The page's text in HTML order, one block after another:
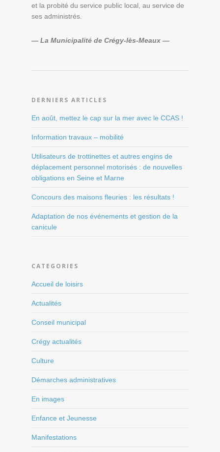
et la probité du service public local, au service de
ses administrés.
— La Municipalité de Crégy-lès-Meaux —
DERNIERS ARTICLES
En août, mettez le cap sur la mer avec le CCAS !
Information travaux – mobilité
Utilisateurs de trottinettes et autres engins de
déplacement personnel motorisés : de nouvelles
obligations en Seine et Marne
Concours des maisons fleuries : les résultats !
Adaptation de nos événements et gestion de la
canicule
CATEGORIES
Accueil de loisirs
Actualités
Conseil municipal
Crégy actualités
Culture
Démarches administratives
En images
Enfance et Jeunesse
Manifestations